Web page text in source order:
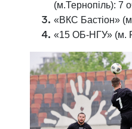
(м.Тернопіль): 7
«ВКС Бастіон»
«15 ОБ-НГУ» (м.